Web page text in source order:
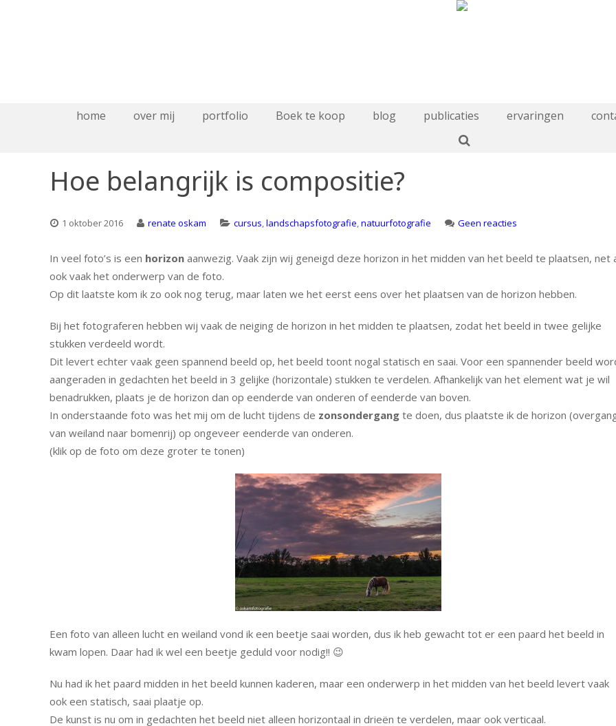
home over mij portfolio Boek te koop blog publicaties ervaringen
Hoe belangrijk is compositie?
1 oktober 2016 renate oskam cursus,landschapsfotografie,natuurfotografie Geen reacties
is
In veel foto’s is een horizon aanwezig. Vaak zijn wij geneigd deze horizon in het midden van het beeld te plaatsen, net
ook vaak het onderwerp van de foto.
Op dit laatste kom ik zo ook nog terug, maar laten we het eerst eens over het plaatsen van de horizon hebben.
Bij het fotograferen hebben wij vaak de neiging de horizon in het midden te plaatsen, zodat het beeld in twee gelijke
stukken verdeeld wordt.
Dit levert echter vaak geen spannend beeld op, het beeld toont nogal statisch en saai. Voor een spannender beeld
aangeraden in gedachten het beeld in 3 gelijke (horizontale) stukken te verdelen. Afhankelijk van het element wat je wil
benadrukken, plaats je de horizon dan op eenderde van onderen of eenderde van boven.
In onderstaande foto was het mij om de lucht tijdens de zonsondergang te doen, dus plaatste ik de horizon
van weiland naar bomenrij) op ongeveer eenderde van onderen.
(klik op de foto om deze groter te tonen)
Een foto van alleen lucht en weiland vond ik een beetje saai worden, dus ik heb gewacht tot er een paard het beeld in
kwam lopen. Daar had ik wel een beetje geduld voor nodig!! 😉
Nu had ik het paard midden in het beeld kunnen kaderen, maar een onderwerp in het midden van het beeld levert vaak
ook een statisch, saai plaatje op.
De kunst is nu om in gedachten het beeld niet alleen horizontaal in drieën te verdelen, maar ook verticaal.